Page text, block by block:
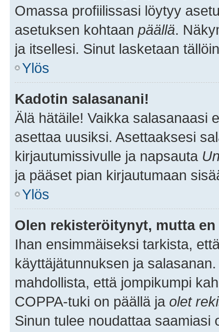
Omassa profiilissasi löytyy
asetuksen kohtaan päällä.
ja itsellesi. Sinut lasketaan
Ylös
Kadotin salasanani!
Älä hätäile! Vaikka salasanaasi
asettaa uusiksi. Asettaaksesi
kirjautumissivulle ja napsauta
ja pääset pian kirjautumaan
Ylös
Olen rekisteröitynyt, mutta
Ihan ensimmäiseksi tarkista,
käyttäjätunnuksen ja
mahdollista, että jompikumpi
COPPA-tuki on päällä ja olet
Sinun tulee noudattaa saamiasi